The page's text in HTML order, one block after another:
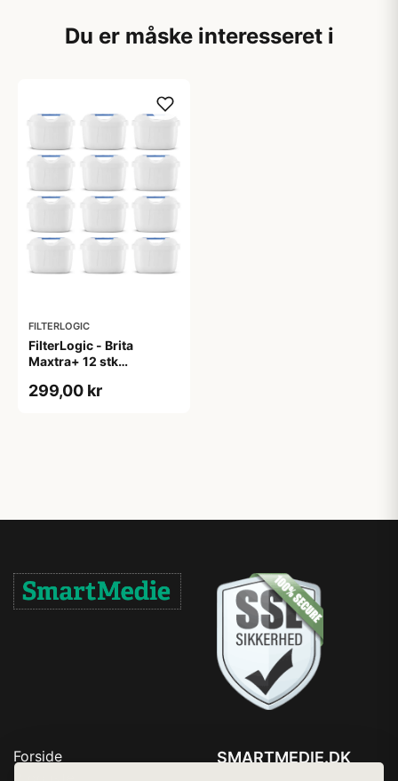
Du er måske interesseret i
FILTERLOGIC
FilterLogic - Brita
Maxtra+ 12 stk
299,00 kr
Forside
SMARTMEDIE.DK